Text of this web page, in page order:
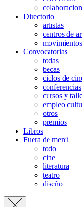
Directorio
artistas
centros de
movimientos
Convocatorias
todas
becas
ciclos de
conferencias
cursos y
empleo
otros
premios
Libros
Fuera de menú
todo
cine
literatura
teatro
diseño